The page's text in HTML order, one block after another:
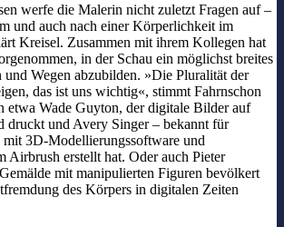
werfe die Malerin nicht zuletzt Fragen auf –
und auch nach einer Körperlichkeit im
Kreisel. Zusammen mit ihrem Kollegen hat
in der Schau ein möglichst breites
Wegen abzubilden. »Die Pluralität der
das ist uns wichtig«, stimmt Fahrnschon
etwa Wade Guyton, der digitale Bilder auf
druckt und Avery Singer – bekannt für
mit 3D-Modellierungssoftware und
Airbrush erstellt hat. Oder auch Pieter
mit manipulierten Figuren bevölkert
des Körpers in digitalen Zeiten